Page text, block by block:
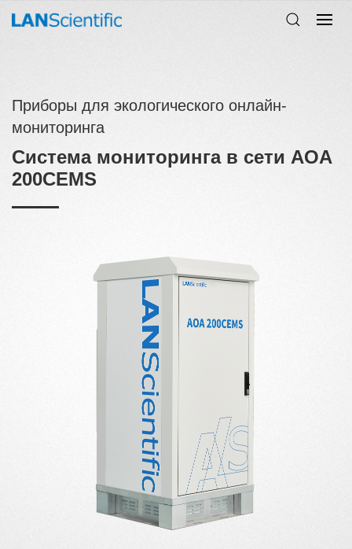
Приборы для экологического онлайн-
мониторинга
Система мониторинга в сети AOA
200CEMS